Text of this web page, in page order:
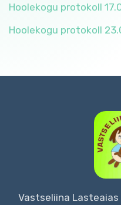
Hoolekogu protokoll
Hoolekogu protokoll
Vastseliina